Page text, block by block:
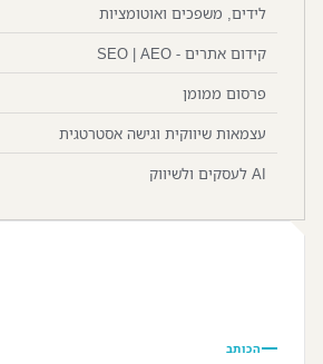
לידים, משפכים ואוטומציות
קידום אתרים - SEO | AEO
פרסום ממומן
עצמאות שיווקית וגישה אסטרטגית
AI לעסקים ולשיווק
הכותב